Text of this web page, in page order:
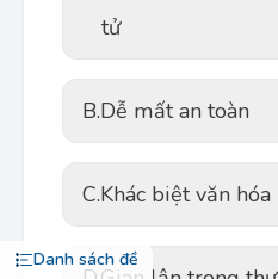
Danh sách đề
tử
B.Dễ mất an toàn
C.Khác biệt văn hóa